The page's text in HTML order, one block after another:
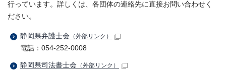
行っています。詳しくは、各団体の連絡先に直接お問い合わせく
ださい。
静岡県弁護士会 （外部リンク）
電話：054-252-0008
静岡県司法書士会 （外部リンク）